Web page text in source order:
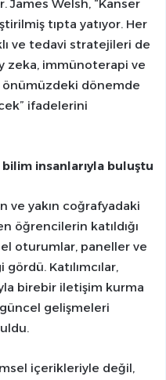
James Welsh, “Kanser
tıpta yatıyor. Her
ve tedavi stratejileri de
zeka, immünoterapi ve
önümüzdeki dönemde
ifadelerini
insanlarıyla buluştu
ve yakın coğrafyadaki
öğrencilerin katıldığı
oturumlar, paneller ve
Katılımcılar,
birebir iletişim kurma
gelişmeleri
içerikleriyle değil,